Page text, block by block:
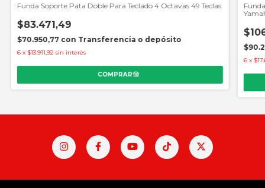
Funda Soporte Pata Doble Para Teclado 4 Octavas 49 Teclas
$83.471,49
$70.950,77 con Transferencia o depósito
6 x $13.911,92 sin interés
6 x